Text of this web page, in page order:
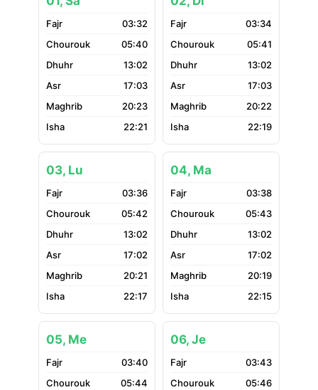
03:32
05:40
13:02
17:03
20:23
22:21
03:34
05:41
13:02
17:03
20:22
22:19
03, Lu
03:36
05:42
13:02
17:02
20:21
22:17
04, Ma
03:38
05:43
13:02
17:02
20:19
22:15
05, Me
03:40
05:44
06, Je
03:43
05:46